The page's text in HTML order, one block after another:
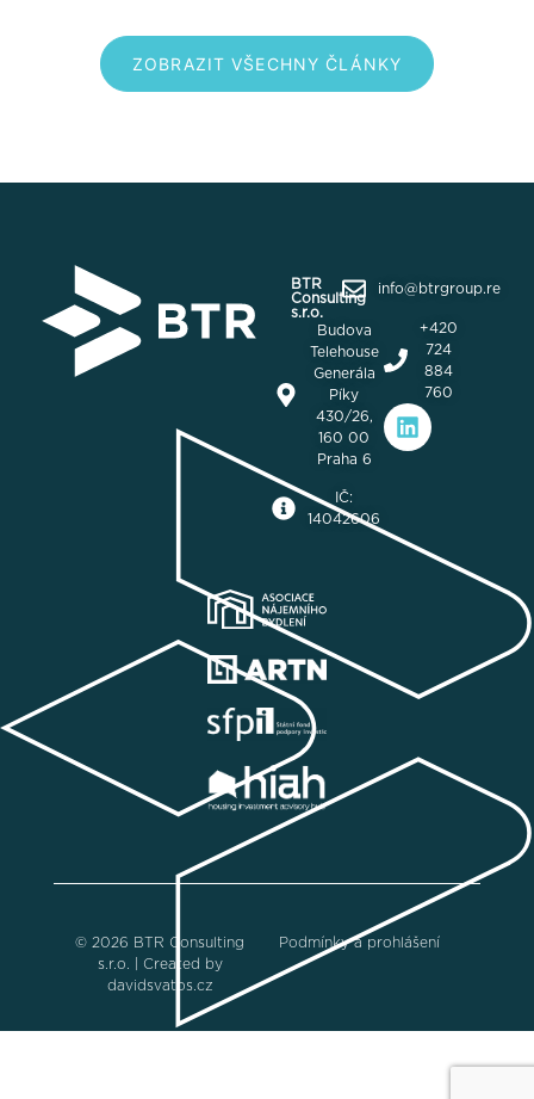
ZOBRAZIT VŠECHNY ČLÁNKY
info@btrgroup.re
+420
724
884
760
BTR
Consulting
s.r.o.
Budova
Telehouse
Generála
Píky
430/26,
160 00
Praha 6
IČ:
14042606
© 2026 BTR Consulting
s.r.o. | Created by
davidsvatos.cz
Podmínky a prohlášení